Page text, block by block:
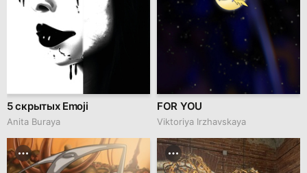
5 скрытых Emoji
Anita Buraya
FOR YOU
Viktoriya Irzhavskaya